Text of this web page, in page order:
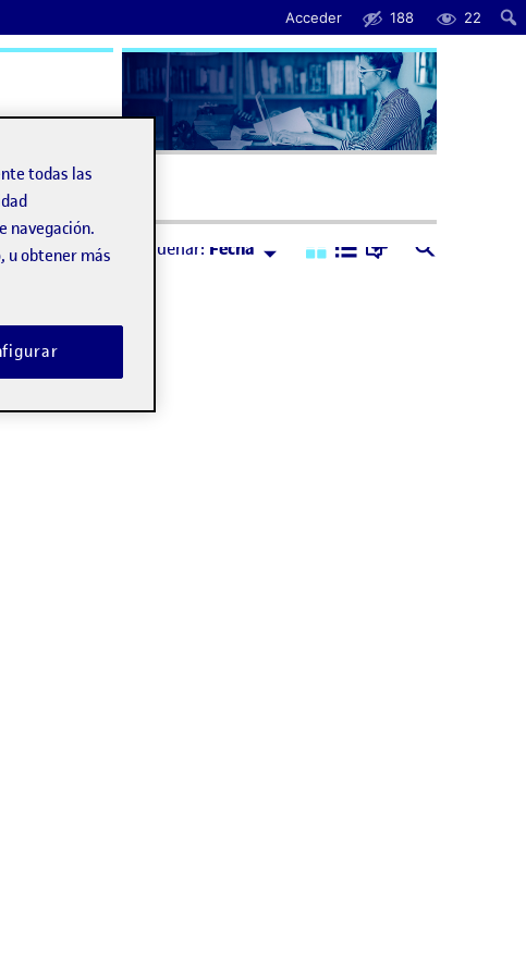
Acceder 188 22
Ayuda
Ordenar: Fecha
todas las
navegación.
u obtener más